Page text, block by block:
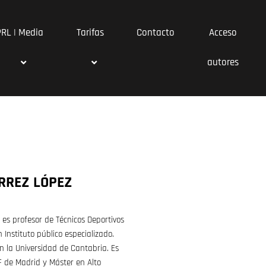
| Media Tarifas Contacto Acceso
autores
LÓPEZ
profesor de Técnicos Deportivos
Instituto público especializado.
la Universidad de Cantabria. Es
de Madrid y Máster en Alto